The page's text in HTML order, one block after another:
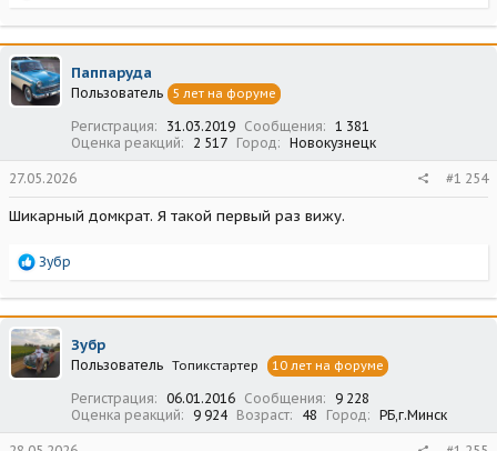
а
к
ц
и
и
Паппаруда
Пользователь 5 лет на форуме
Регистрация 31.03.2019 Сообщения
1 381
Оценка реакций
2 517 Город Новокузнецк
27.05.2026 #1 254
Шикарный домкрат. Я такой первый раз вижу.
Р
а
к
ц
и
и
Зубр
Зубр
Пользователь Топикстартер 10 лет на форуме
Регистрация 06.01.2016 Сообщения
9 228
Оценка реакций
9 924 Возраст 48 Город РБ,г.Минск